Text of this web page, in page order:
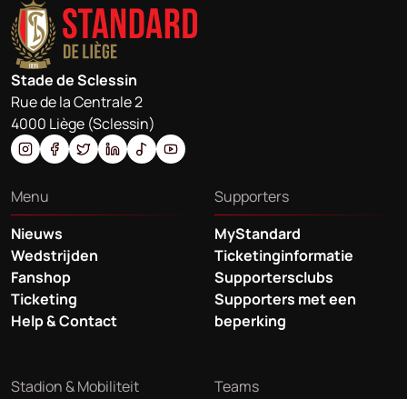
Stade de Sclessin
Rue de la Centrale 2
4000 Liège (Sclessin)
Menu
Nieuws
Wedstrijden
Fanshop
Ticketing
Help & Contact
Supporters
MyStandard
Ticketinginformatie
Supportersclubs
Supporters met een
beperking
Stadion & Mobiliteit
Teams